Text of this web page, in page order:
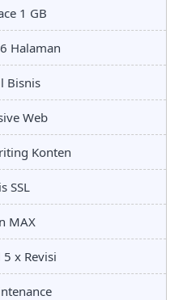
1 GB
Halaman
Bisnis
Web
Konten
SSL
MAX
x Revisi